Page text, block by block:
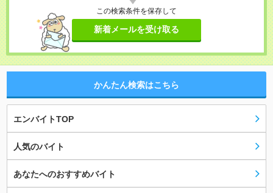
この検索条件を保存して
新着メールを受け取る
かんたん検索はこちら
エンバイトTOP
人気のバイト
あなたへのおすすめバイト